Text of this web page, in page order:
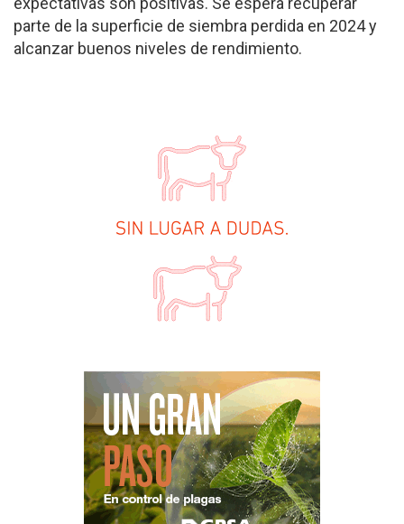
parte de la superficie de siembra perdida en 2024 y
alcanzar buenos niveles de rendimiento.